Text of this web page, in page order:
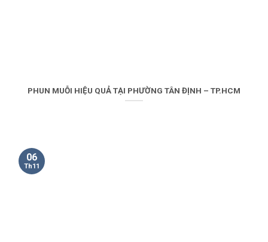
PHUN MUỖI HIỆU QUẢ TẠI PHƯỜNG TÂN ĐỊNH – TP.HCM
06
Th11